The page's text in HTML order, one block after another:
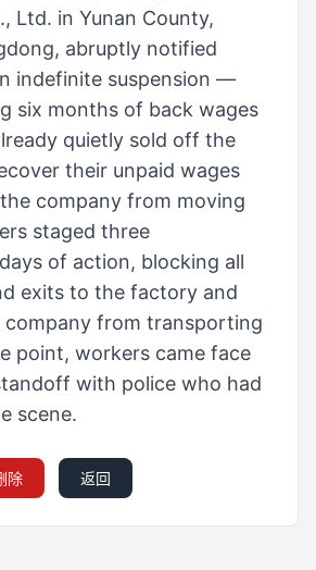
Ltd. in Yunan County,
abruptly notified
indefinite suspension —
six months of back wages
quietly sold off the
their unpaid wages
company from moving
staged three
of action, blocking all
exits to the factory and
company from transporting
point, workers came face
with police who had
scene.
除 返回